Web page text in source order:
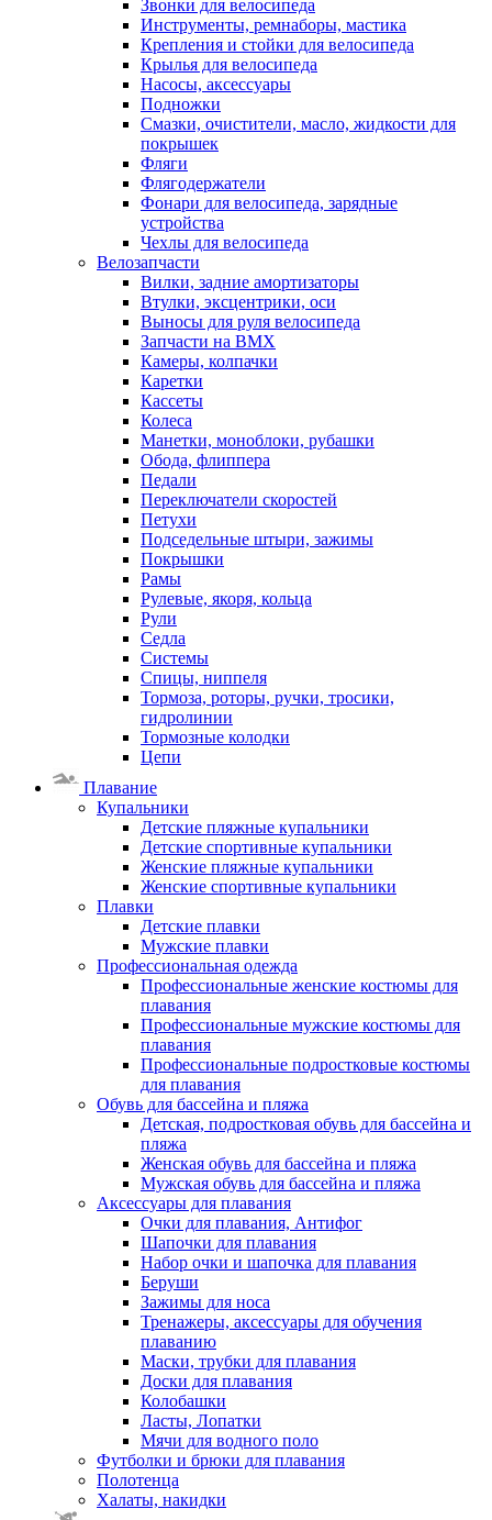
Звонки для велосипеда
Инструменты, ремнаборы, мастика
Крепления и стойки для велосипеда
Крылья для велосипеда
Насосы, аксессуары
Подножки
Смазки, очистители, масло, жидкости для
покрышек
Фляги
Флягодержатели
Фонари для велосипеда, зарядные
устройства
Чехлы для велосипеда
Велозапчасти
Вилки, задние амортизаторы
Втулки, эксцентрики, оси
Выносы для руля велосипеда
Запчасти на BMX
Камеры, колпачки
Каретки
Кассеты
Колеса
Манетки, моноблоки, рубашки
Обода, флиппера
Педали
Переключатели скоростей
Петухи
Подседельные штыри, зажимы
Покрышки
Рамы
Рулевые, якоря, кольца
Рули
Седла
Системы
Спицы, ниппеля
Тормоза, роторы, ручки, тросики,
гидролинии
Тормозные колодки
Цепи
Плавание
Купальники
Детские пляжные купальники
Детские спортивные купальники
Женские пляжные купальники
Женские спортивные купальники
Плавки
Детские плавки
Мужские плавки
Профессиональная одежда
Профессиональные женские костюмы для
плавания
Профессиональные мужские костюмы для
плавания
Профессиональные подростковые костюмы
для плавания
Обувь для бассейна и пляжа
Детская, подростковая обувь для бассейна и
пляжа
Женская обувь для бассейна и пляжа
Мужская обувь для бассейна и пляжа
Аксессуары для плавания
Очки для плавания, Антифог
Шапочки для плавания
Набор очки и шапочка для плавания
Беруши
Зажимы для носа
Тренажеры, аксессуары для обучения
плаванию
Маски, трубки для плавания
Доски для плавания
Колобашки
Ласты, Лопатки
Мячи для водного поло
Футболки и брюки для плавания
Полотенца
Халаты, накидки